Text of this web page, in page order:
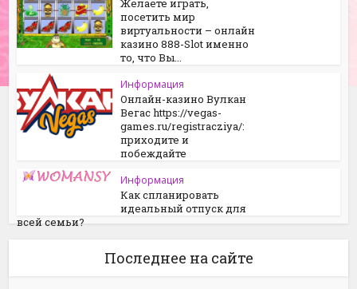
Желаете играть,
посетить мир
виртуальности – онлайн
казино 888-Slot именно
то, что Вы...
Информация
Онлайн-казино Вулкан
Вегас https://vegas-
games.ru/registracziya/:
приходите и
побеждайте
Информация
Как спланировать
идеальный отпуск для
всей семьи?
Последнее на сайте